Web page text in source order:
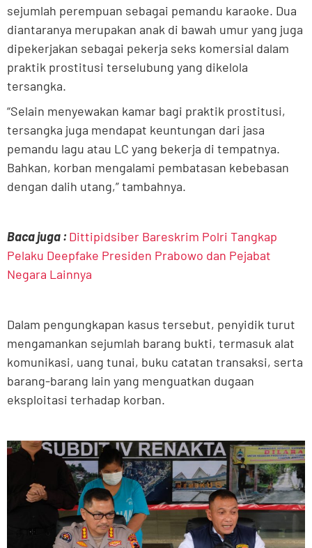
sejumlah perempuan sebagai pemandu karaoke. Dua
diantaranya merupakan anak di bawah umur yang juga
dipekerjakan sebagai pekerja seks komersial dalam
praktik prostitusi terselubung yang dikelola
tersangka.
“Selain menyewakan kamar bagi praktik prostitusi,
tersangka juga mendapat keuntungan dari jasa
pemandu lagu atau LC yang bekerja di tempatnya.
Bahkan, korban mengalami pembatasan kebebasan
dengan dalih utang,” tambahnya.
Baca juga : Dittipidsiber Bareskrim Polri Tangkap
Pelaku Deepfake Presiden Prabowo dan Pejabat
Negara Lainnya
Dalam pengungkapan kasus tersebut, penyidik turut
mengamankan sejumlah barang bukti, termasuk alat
komunikasi, uang tunai, buku catatan transaksi, serta
barang-barang lain yang menguatkan dugaan
eksploitasi terhadap korban.